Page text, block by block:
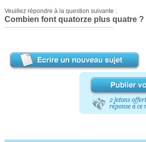
Veuillez répondre à la question suivante :
Combien font quatorze plus quatre ?